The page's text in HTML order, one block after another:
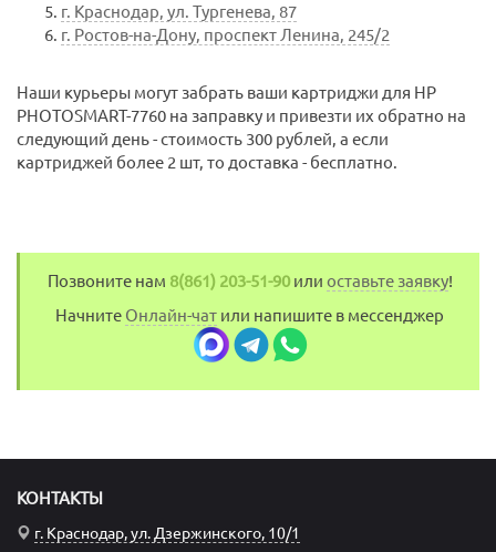
г. Краснодар, ул. Тургенева, 87
г. Ростов-на-Дону, проспект Ленина, 245/2
Наши курьеры могут забрать ваши картриджи для HP
PHOTOSMART-7760 на заправку и привезти их обратно на
следующий день - стоимость 300 рублей, а если
картриджей более 2 шт, то доставка - бесплатно.
Позвоните нам 8(861) 203-51-90или оставьте заявку!
Начните Онлайн-чат или напишите в мессенджер
КОНТАКТЫ
г. Краснодар, ул. Дзержинского, 10/1